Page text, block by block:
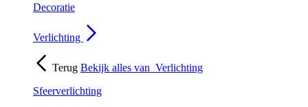
Decoratie
Verlichting
Terug Bekijk alles van Verlichting
Sfeerverlichting